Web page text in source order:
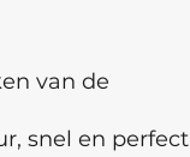
van de
snel en perfect